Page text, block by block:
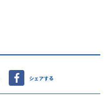
シェアする